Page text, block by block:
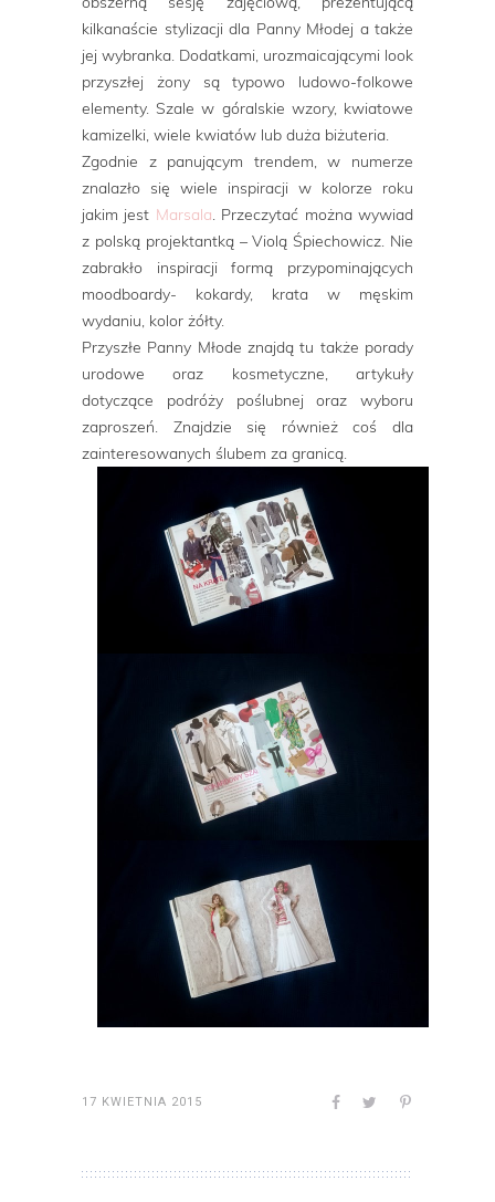
kilkanaście stylizacji dla Panny Młodej a także
jej wybranka. Dodatkami, urozmaicającymi look
przyszłej żony są typowo ludowo-folkowe
elementy. Szale w góralskie wzory, kwiatowe
kamizelki, wiele kwiatów lub duża biżuteria.
Zgodnie z panującym trendem, w numerze
znalazło się wiele inspiracji w kolorze roku
jakim jest Marsala. Przeczytać można wywiad
z polską projektantką – Violą Śpiechowicz. Nie
zabrakło inspiracji formą przypominających
moodboardy- kokardy, krata w męskim
wydaniu, kolor żółty.
Przyszłe Panny Młode znajdą tu także porady
urodowe oraz kosmetyczne, artykuły
dotyczące podróży poślubnej oraz wyboru
zaproszeń. Znajdzie się również coś dla
zainteresowanych ślubem za granicą.
17 KWIETNIA 2015